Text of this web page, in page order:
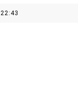
22:43